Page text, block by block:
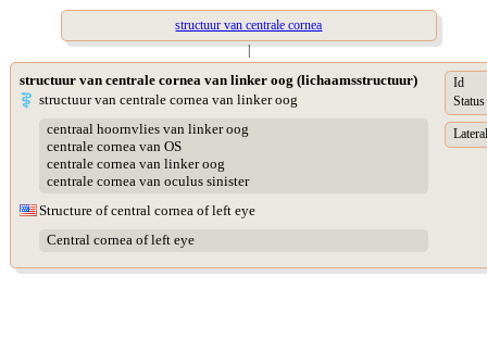
structuur van centrale cornea
|
structuur van centrale cornea van linker oog (lichaamsstructuur)
structuur van centrale cornea van linker oog
centraal hoornvlies van linker oog
centrale cornea van OS
centrale cornea van linker oog
centrale cornea van oculus sinister
Structure of central cornea of left eye
Central cornea of left eye
Id
Status